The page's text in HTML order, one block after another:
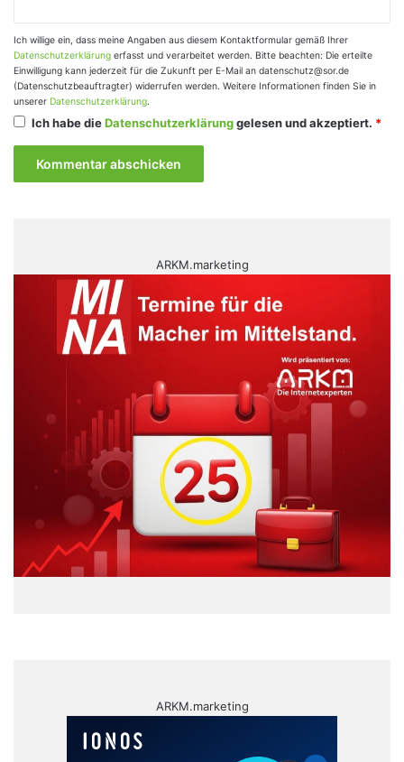
Ich willige ein, dass meine Angaben aus diesem Kontaktformular gemäß Ihrer
Datenschutzerklärung erfasst und verarbeitet werden. Bitte beachten: Die erteilte
Einwilligung kann jederzeit für die Zukunft per E-Mail an datenschutz@sor.de
(Datenschutzbeauftragter) widerrufen werden. Weitere Informationen finden Sie in
unserer Datenschutzerklärung.
Ich habe dieDatenschutzerklärunggelesen und akzeptiert. *
ARKM.marketing
ARKM.marketing